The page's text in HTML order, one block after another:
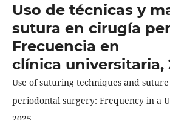
Uso de técnicas y
sutura en cirugía
Frecuencia en
clínica universitaria,
Use of suturing techniques and
periodontal surgery: Frequency in a